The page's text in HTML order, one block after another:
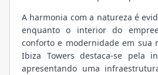
A harmonia com a natureza é
enquanto o interior do
conforto e modernidade em sua
Ibiza Towers destaca-se pela
apresentando uma